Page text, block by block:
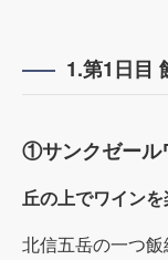
1.第1日目
①サンクゼール
丘の上でワイン
北信五岳の一つ